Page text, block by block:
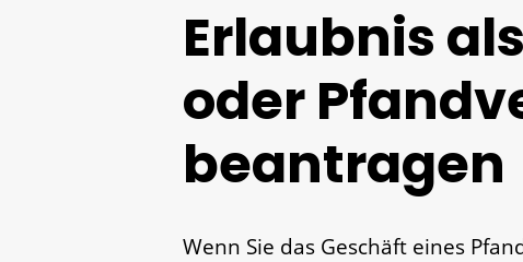
Erlaubnis
oder
beantragen
Wenn Sie das Geschäft eines